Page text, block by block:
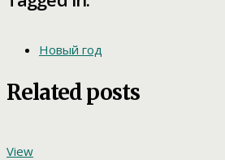
Новый год
Related posts
View